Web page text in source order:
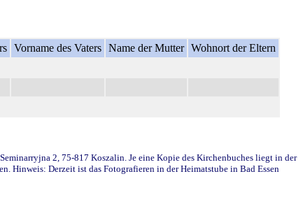
Vorname des Vaters Name der Mutter Wohnort der Eltern
2, 75-817 Koszalin. Je eine Kopie des Kirchenbuches liegt in der
Hinweis: Derzeit ist das Fotografieren in der Heimatstube in Bad Essen